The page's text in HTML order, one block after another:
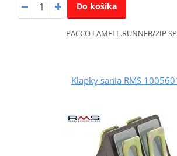
Do košíka
PACCO LAMELL.RUNNER/ZIP
Klapky sania RMS